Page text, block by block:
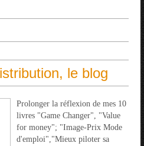
le blog
Prolonger la réflexion de mes 10
livres "Game Changer", "Value
for money"; "Image-Prix Mode
d'emploi","Mieux piloter sa